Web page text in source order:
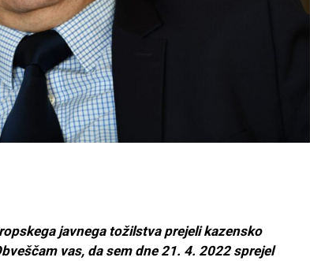
javnega tožilstva prejeli kazensko
vas, da sem dne 21. 4. 2022 sprejel